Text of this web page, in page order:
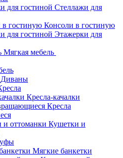
Стеллажи для
Консоли в гостиную
Этажерки для
Мягкая мебель
Диваны
Кресла-качалки
Кресла
Кушетки и
Мягкие банкетки